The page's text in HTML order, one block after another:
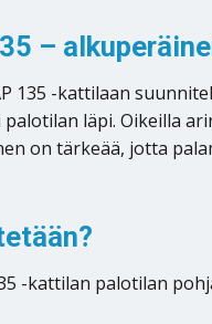
–
135 -kattilaan
läpi. Oikeilla
on tärkeää, jotta
-kattilan palotilan